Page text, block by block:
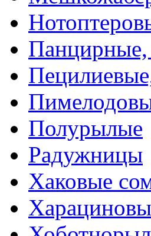
Полурылые
Радужницы
Хаковые